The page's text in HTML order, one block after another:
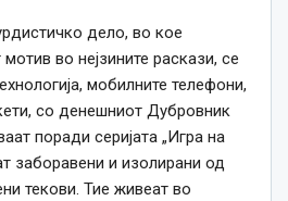
дело, во кое
во нејзините раскази, се
мобилните телефони,
со денешниот Дубровник
поради серијата „Игра на
заборавени и изолирани од
текови. Тие живеат во